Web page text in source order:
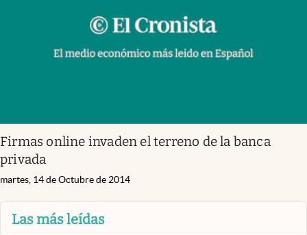
Firmas online invaden el terreno de la banca
privada
martes, 14 de Octubre de 2014
Las más leídas